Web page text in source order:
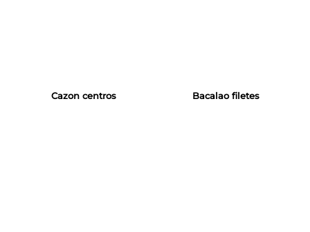
Cazon centros Bacalao filetes